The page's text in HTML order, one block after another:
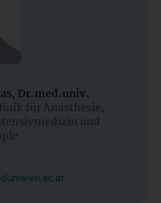
Dr.med.univ.
für Anästhesie,
und